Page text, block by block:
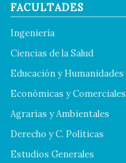
FACULTADES
Ingeniería
Ciencias de la Salud
Educación y Humanidades
Económicas y Comerciales
Agrarias y Ambientales
Derecho y C. Políticas
Estudios Generales